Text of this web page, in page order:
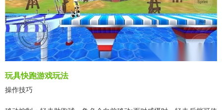
玩具快跑游戏玩法
操作技巧​